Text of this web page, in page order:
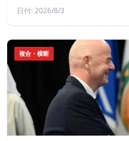
日付: 2026/8/3
複合・横断